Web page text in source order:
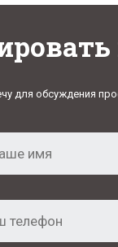
для обсуждения